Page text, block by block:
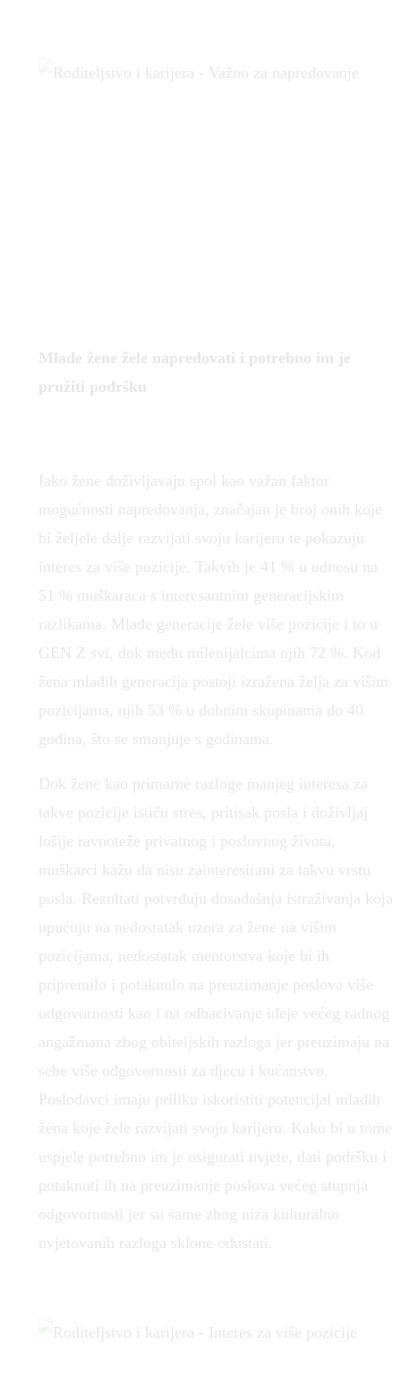
Mlade žene žele napredovati i potrebno im je
pružiti podršku
Iako žene doživljavaju spol kao važan faktor
mogućnosti napredovanja, značajan je broj onih koje
bi željele dalje razvijati svoju karijeru te pokazuju
interes za više pozicije. Takvih je 41 % u odnosu na
51 % muškaraca s interesantnim generacijskim
razlikama. Mlađe generacije žele više pozicije i to u
GEN Z svi, dok među milenijalcima njih 72 %. Kod
žena mlađih generacija postoji izražena želja za višim
pozicijama, njih 53 % u dobnim skupinama do 40
godina, što se smanjuje s godinama.
Dok žene kao primarne razloge manjeg interesa za
takve pozicije ističu stres, pritisak posla i doživljaj
lošije ravnoteže privatnog i poslovnog života,
muškarci kažu da nisu zainteresirani za takvu vrstu
posla. Rezultati potvrđuju dosadašnja istraživanja koja
upućuju na nedostatak uzora za žene na višim
pozicijama, nedostatak mentorstva koje bi ih
pripremilo i potaknulo na preuzimanje poslova više
odgovornosti kao i na odbacivanje ideje većeg radnog
angažmana zbog obiteljskih razloga jer preuzimaju na
sebe više odgovornosti za djecu i kućanstvo.
Poslodavci imaju priliku iskoristiti potencijal mladih
žena koje žele razvijati svoju karijeru. Kako bi u tome
uspjele potrebno im je osigurati uvjete, dati podršku i
potaknuti ih na preuzimanje poslova većeg stupnja
odgovornosti jer su same zbog niza kulturalno
uvjetovanih razloga sklone odustati.